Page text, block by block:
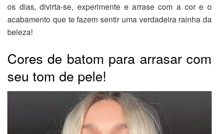
os dias, divirta-se, experimente e arrase com a cor e o
acabamento que te fazem sentir uma verdadeira rainha da
beleza!
Cores de batom para arrasar com
seu tom de pele!